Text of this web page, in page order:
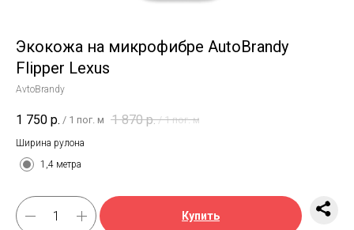
Экокожа на микрофибре AutoBrandy
Flipper Lexus
AvtoBrandy
1 750 р. / 1 пог. м 1 870 р. / 1 пог. м
Ширина рулона
1,4 метра
Купить